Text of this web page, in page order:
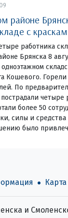
районе
с
работника
Брянска 8
Кошевого.
По
четыре
более 50
силы и
было
и